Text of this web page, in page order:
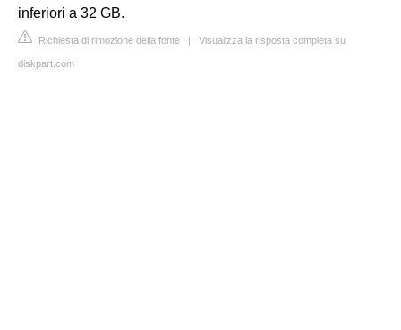
inferiori a 32 GB.
Richiesta di rimozione della fonte | Visualizza la risposta completa su
diskpart.com